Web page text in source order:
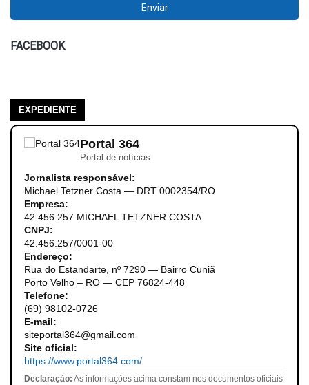
FACEBOOK
EXPEDIENTE
Portal 364
Portal de notícias
Jornalista responsável:
Michael Tetzner Costa — DRT 0002354/RO
Empresa:
42.456.257 MICHAEL TETZNER COSTA
CNPJ:
42.456.257/0001-00
Endereço:
Rua do Estandarte, nº 7290 — Bairro Cuniã
Porto Velho – RO — CEP 76824-448
Telefone:
(69) 98102-0726
E-mail:
siteportal364@gmail.com
Site oficial:
https://www.portal364.com/
Declaração: As informações acima constam nos documentos oficiais